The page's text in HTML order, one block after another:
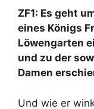
ZF1: Es geht
eines Königs
Löwengarten
und zu der
Damen
Und wie er